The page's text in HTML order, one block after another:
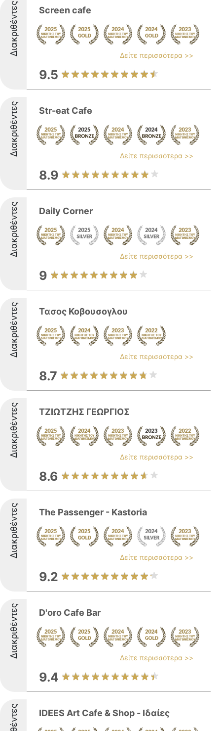
Διακριθέντες Screen cafe
Δείτε περισσότερα >>
9.5
Διακριθέντες Str-eat Cafe
Δείτε περισσότερα >>
8.9
Διακριθέντες Daily Corner
Δείτε περισσότερα >>
9
Διακριθέντες Τασος Κοβουσογλου
Δείτε περισσότερα >>
8.7
Διακριθέντες ΤΖΙΩΤΖΗΣ ΓΕΩΡΓΙΟΣ
Δείτε περισσότερα >>
8.6
Διακριθέντες The Passenger - Kastoria
Δείτε περισσότερα >>
9.2
Διακριθέντες D'oro Cafe Bar
Δείτε περισσότερα >>
9.4
IDEES Art Cafe & Shop - Ιδαίες